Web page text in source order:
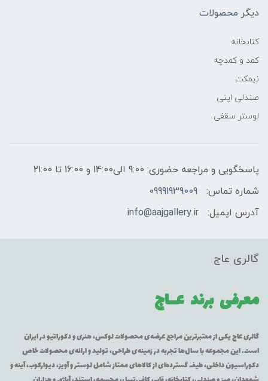
دیگر محصولات
کتابخانه
کمد و کمدچه
نیمکت
صندلی اپنی
لوستر سقفی
پاسخگویی و مراجعه حضوری: 9:00 الی14:00 و 16:00 تا 21:00
شماره تماس:
09991939009
آدرس ایمیل:
info@aajgallery.ir
گالری عاج
معرفی برند عــاج
گالری عاج یکی از معتبرترین مراجع عرضه‌ی محصولات لوکس، هنری و دکوراتیو در ایران
است. این مجموعه با سال‌ها تجربه در زمینه‌ی طراحی، تولید و ارائه‌ی محصولات خاص
دکوراسیون داخلی، طیف گسترده‌ای از کالاهای ممتاز شامل لوستر و آویز، دیوارکوب، آینه و